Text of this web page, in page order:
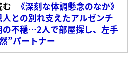
む
《深刻な体調懸念のなか》
との別れ支えたアルゼンチ
の不穏…2人で部屋探し、左手
”パートナー